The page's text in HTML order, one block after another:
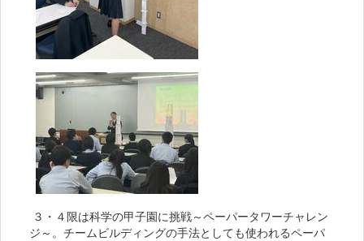
３・４限は科学の甲子園に挑戦～ペーパータワーチャレン
ジ～。チームビルディングの手法としても使われるペーパ